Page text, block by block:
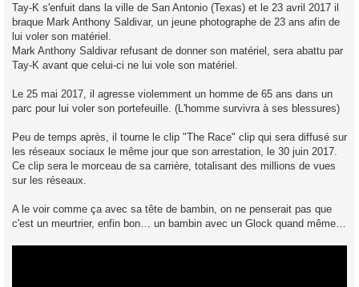
Tay-K s'enfuit dans la ville de San Antonio (Texas) et le 23 avril 2017 il
braque Mark Anthony Saldivar, un jeune photographe de 23 ans afin de
lui voler son matériel.
Mark Anthony Saldivar refusant de donner son matériel, sera abattu par
Tay-K avant que celui-ci ne lui vole son matériel.
Le 25 mai 2017, il agresse violemment un homme de 65 ans dans un
parc pour lui voler son portefeuille. (L'homme survivra à ses blessures)
Peu de temps après, il tourne le clip "The Race" clip qui sera diffusé sur
les réseaux sociaux le même jour que son arrestation, le 30 juin 2017.
Ce clip sera le morceau de sa carrière, totalisant des millions de vues
sur les réseaux.
A le voir comme ça avec sa tête de bambin, on ne penserait pas que
c'est un meurtrier, enfin bon… un bambin avec un Glock quand même…